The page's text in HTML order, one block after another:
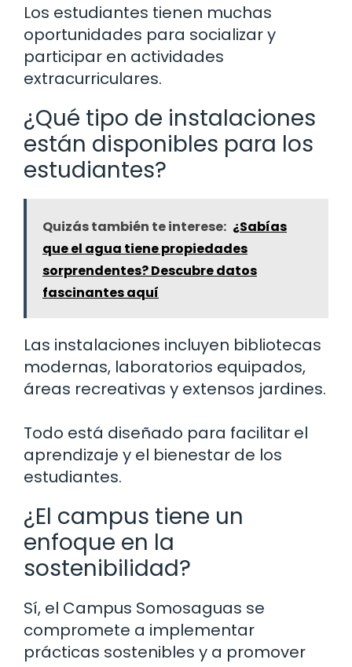
Los estudiantes tienen muchas
oportunidades para socializar y
participar en actividades
extracurriculares.
¿Qué tipo de instalaciones
están disponibles para los
estudiantes?
Quizás también te interese: ¿Sabías
que el agua tiene propiedades
sorprendentes? Descubre datos
fascinantes aquí
Las instalaciones incluyen bibliotecas
modernas, laboratorios equipados,
áreas recreativas y extensos jardines.
Todo está diseñado para facilitar el
aprendizaje y el bienestar de los
estudiantes.
¿El campus tiene un
enfoque en la
sostenibilidad?
Sí, el Campus Somosaguas se
compromete a implementar
prácticas sostenibles y a promover